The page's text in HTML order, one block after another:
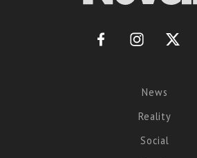
News
Reality
Social